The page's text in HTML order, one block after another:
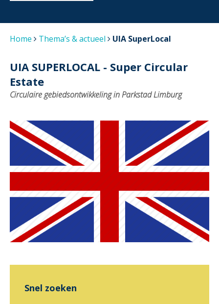
Home Thema’s & actueel UIA SuperLocal
UIA SUPERLOCAL - Super Circular
Estate
Circulaire gebiedsontwikkeling in Parkstad Limburg
Snel zoeken